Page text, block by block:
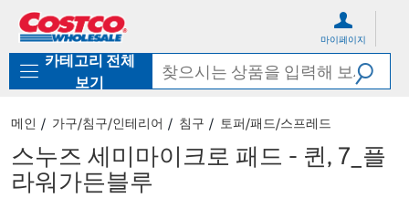
로
기
가
마이페이지
카테고리 전체
보기
메인 가구/침구/인테리어 침구 토퍼/패드/스프레드
스누즈 세미마이크로 패드 - 퀸, 7_플
라워가든블루